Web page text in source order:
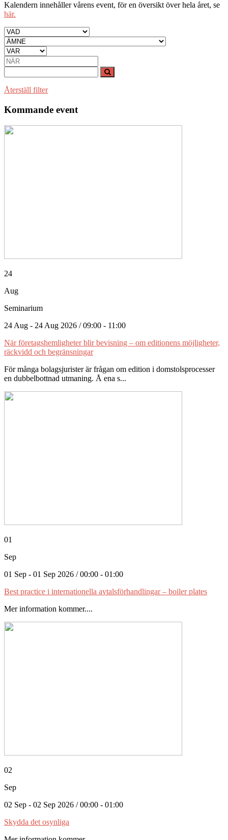
Kalendern innehåller vårens event, för en översikt över hela året, se
här.
Återställ filter
Kommande event
24
Aug
Seminarium
24 Aug - 24 Aug 2026 / 09:00 - 11:00
När företagshemligheter blir bevisning – om editionens möjligheter,
räckvidd och begränsningar
För många bolagsjurister är frågan om edition i domstolsprocesser
en dubbelbottnad utmaning. Å ena s...
01
Sep
01 Sep - 01 Sep 2026 / 00:00 - 01:00
Best practice i internationella avtalsförhandlingar – boiler plates
Mer information kommer....
02
Sep
02 Sep - 02 Sep 2026 / 00:00 - 01:00
Skydda det osynliga